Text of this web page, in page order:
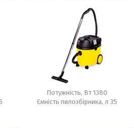
сухого сміття
Потужність, Вт 1380
Ємність пилозбірника, л 35